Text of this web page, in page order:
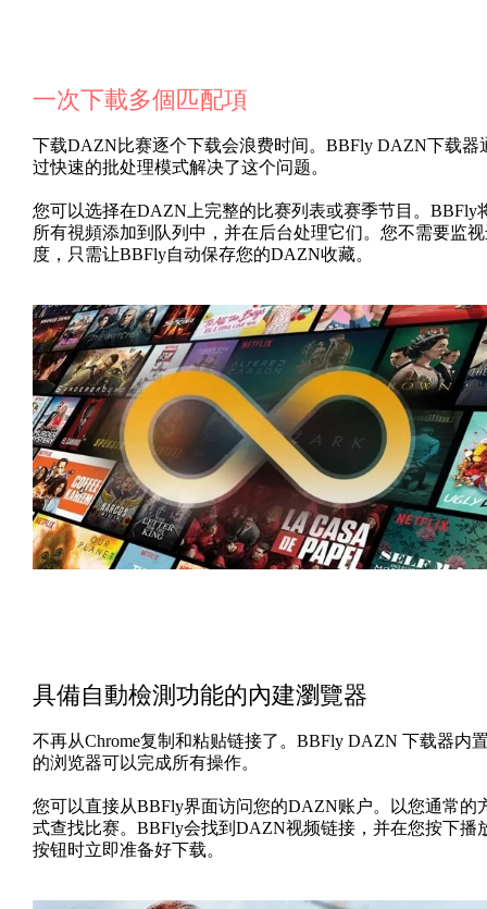
一次下載多個匹配項
下载DAZN比赛逐个下载会浪费时间。BBFly DAZN下载器
过快速的批处理模式解决了这个问题。
您可以选择在DAZN上完整的比赛列表或赛季节目。BBFly
所有視頻添加到队列中，并在后台处理它们。您不需要监
度，只需让BBFly自动保存您的DAZN收藏。
具備自動檢測功能的內建瀏覽器
不再从Chrome复制和粘贴链接了。BBFly DAZN 下载器内
的浏览器可以完成所有操作。
您可以直接从BBFly界面访问您的DAZN账户。以您通常的
式查找比赛。BBFly会找到DAZN视频链接，并在您按下播
按钮时立即准备好下载。